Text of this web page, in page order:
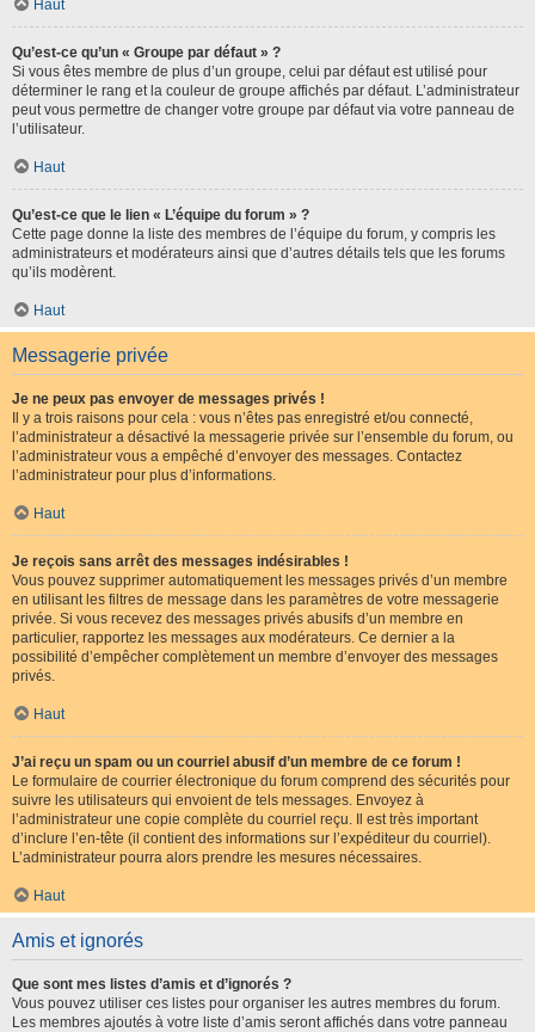
Haut
Qu’est-ce qu’un « Groupe par défaut » ?
Si vous êtes membre de plus d’un groupe, celui par défaut est utilisé pour
déterminer le rang et la couleur de groupe affichés par défaut. L’administrateur
peut vous permettre de changer votre groupe par défaut via votre panneau de
l’utilisateur.
Haut
Qu’est-ce que le lien « L’équipe du forum » ?
Cette page donne la liste des membres de l’équipe du forum, y compris les
administrateurs et modérateurs ainsi que d’autres détails tels que les forums
qu’ils modèrent.
Haut
Messagerie privée
Je ne peux pas envoyer de messages privés !
Il y a trois raisons pour cela : vous n’êtes pas enregistré et/ou connecté,
l’administrateur a désactivé la messagerie privée sur l’ensemble du forum, ou
l’administrateur vous a empêché d’envoyer des messages. Contactez
l’administrateur pour plus d’informations.
Haut
Je reçois sans arrêt des messages indésirables !
Vous pouvez supprimer automatiquement les messages privés d’un membre
en utilisant les filtres de message dans les paramètres de votre messagerie
privée. Si vous recevez des messages privés abusifs d’un membre en
particulier, rapportez les messages aux modérateurs. Ce dernier a la
possibilité d’empêcher complètement un membre d’envoyer des messages
privés.
Haut
J’ai reçu un spam ou un courriel abusif d’un membre de ce forum !
Le formulaire de courrier électronique du forum comprend des sécurités pour
suivre les utilisateurs qui envoient de tels messages. Envoyez à
l’administrateur une copie complète du courriel reçu. Il est très important
d’inclure l’en-tête (il contient des informations sur l’expéditeur du courriel).
L’administrateur pourra alors prendre les mesures nécessaires.
Haut
Amis et ignorés
Que sont mes listes d’amis et d’ignorés ?
Vous pouvez utiliser ces listes pour organiser les autres membres du forum.
Les membres ajoutés à votre liste d’amis seront affichés dans votre panneau